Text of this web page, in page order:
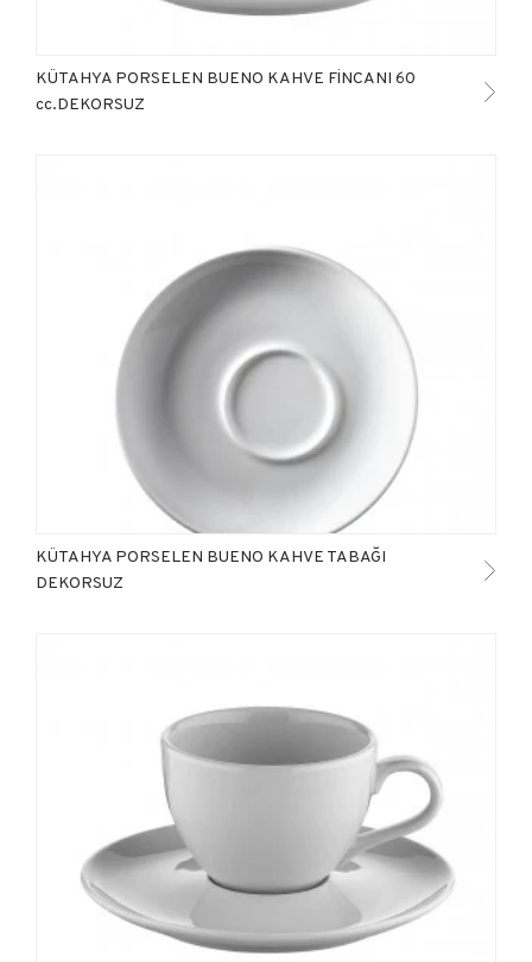
KÜTAHYA PORSELEN BUENO KAHVE FİNCANI 60
cc.DEKORSUZ
KÜTAHYA PORSELEN BUENO KAHVE TABAĞI
DEKORSUZ